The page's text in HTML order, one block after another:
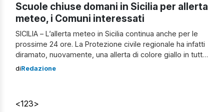
Scuole chiuse domani in Sicilia per allerta
meteo, i Comuni interessati
SICILIA – L’allerta meteo in Sicilia continua anche per le
prossime 24 ore. La Protezione civile regionale ha infatti
diramato, nuovamente, una allerta di colore giallo in tutta
l’Isola. Clicca qui per le previsioni meteo per domani,
diRedazione
<123>